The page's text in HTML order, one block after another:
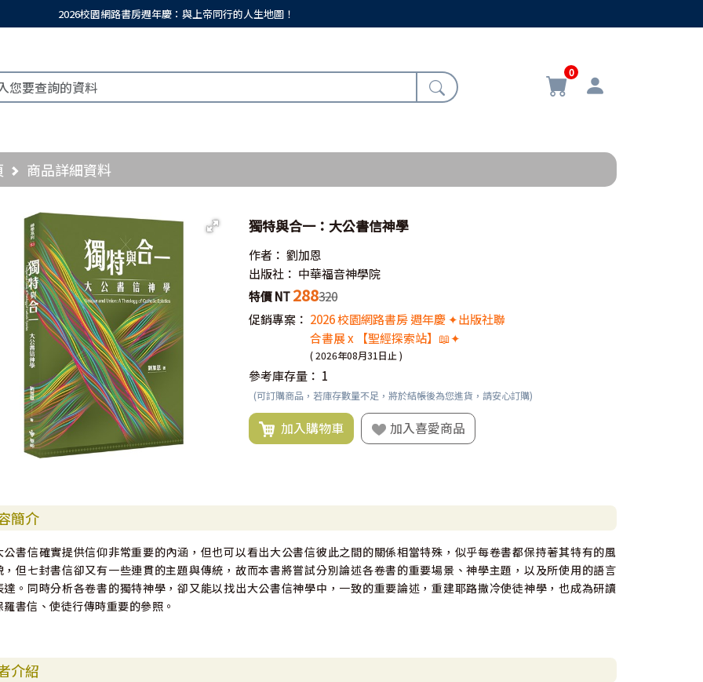
2026校園網路書房週年慶：與上帝同行的人生地圖！
0
商品詳細資料
獨特與合一：大公書信神學
作者： 劉加恩
出版社： 中華福音神學院
特價 NT288320
促銷專案： 2026 校園網路書房 週年慶 ✦出版社聯
合書展 x 【聖經探索站】📖✦
( 2026年08月31日止 )
參考庫存量： 1
(可訂購商品，若庫存數量不足，將於結帳後為您進貨，請安心訂購)
加入購物車 加入喜愛商品
簡介
公書信確實提供信仰非常重要的內涵，但也可以看出大公書信彼此之間的關係相當特殊，似乎每卷書都保持著其特有的風
，但七封書信卻又有一些連貫的主題與傳統，故而本書將嘗試分別論述各卷書的重要場景、神學主題，以及所使用的語言
達。同時分析各卷書的獨特神學，卻又能以找出大公書信神學中，一致的重要論述，重建耶路撒冷使徒神學，也成為研讀
羅書信、使徒行傳時重要的參照。
介紹